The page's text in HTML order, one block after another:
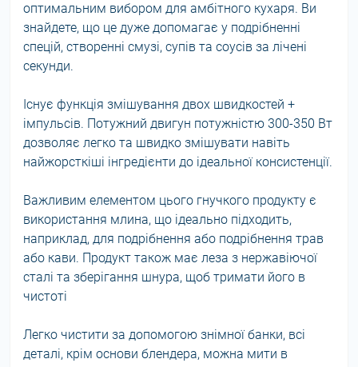
оптимальним вибором для амбітного кухаря. Ви
знайдете, що це дуже допомагає у подрібненні
спецій, створенні смузі, супів та соусів за лічені
секунди.
Існує функція змішування двох швидкостей +
імпульсів. Потужний двигун потужністю 300-350 Вт
дозволяє легко та швидко змішувати навіть
найжорсткіші інгредієнти до ідеальної консистенції.
Важливим елементом цього гнучкого продукту є
використання млина, що ідеально підходить,
наприклад, для подрібнення або подрібнення трав
або кави. Продукт також має леза з нержавіючої
сталі та зберігання шнура, щоб тримати його в
чистоті
Легко чистити за допомогою знімної банки, всі
деталі, крім основи блендера, можна мити в